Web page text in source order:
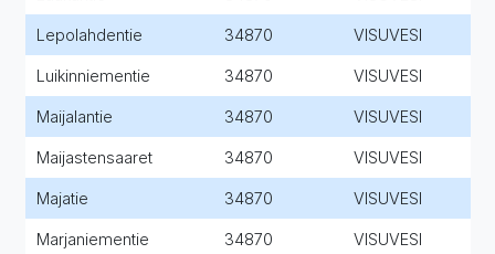
Lepolahdentie 34870 VISUVESI
Luikinniementie 34870 VISUVESI
Maijalantie 34870 VISUVESI
Maijastensaaret 34870 VISUVESI
Majatie 34870 VISUVESI
Marjaniementie 34870 VISUVESI